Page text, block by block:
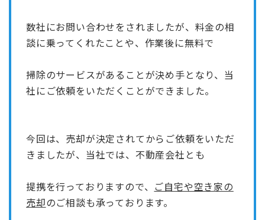
数社にお問い合わせをされましたが、料金の相
談に乗ってくれたことや、作業後に無料で
掃除のサービスがあることが決め手となり、当
社にご依頼をいただくことができました。
今回は、売却が決定されてからご依頼をいただ
きましたが、当社では、不動産会社とも
提携を行っておりますので、 ご自宅や空き家の
売却のご相談も承っております。